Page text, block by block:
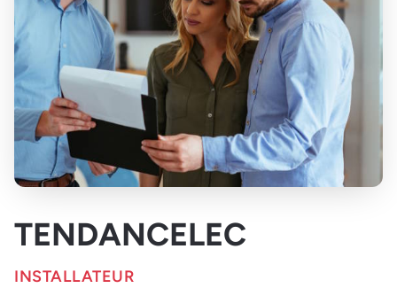
TENDANCELEC
INSTALLATEUR